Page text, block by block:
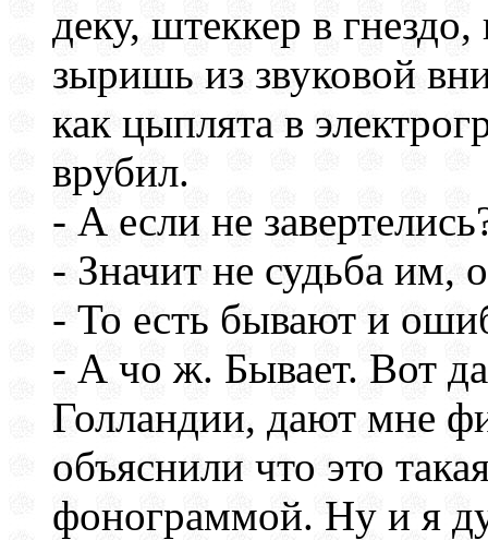
деку, штеккер в
зыришь из звуковой
как цыплята в
врубил.
- А если не
- Значит не судьба им,
- То есть бывают и
- А чо ж. Бывает. Вот
Голландии, дают мне
объяснили что это
фонограммой. Ну и я